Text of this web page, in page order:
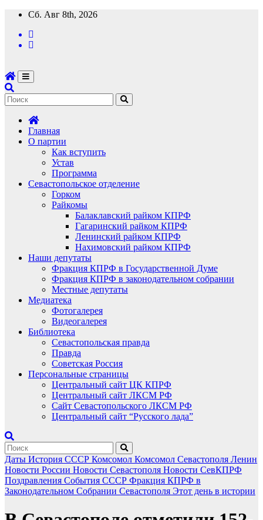
Перейти
содержимому
Сб. Авг 8th, 2026
Главная
О партии
Как вступить
Устав
Программа
Севастопольское отделение
Горком
Райкомы
Балаклавский райком КПРФ
Гагаринский райком КПРФ
Ленинский райком КПРФ
Нахимовский райком КПРФ
Наши депутаты
Фракция КПРФ в Государственной Думе
Фракция КПРФ в законодательном собрании
Местные депутаты
Медиатека
Фотогалерея
Видеогалерея
Библиотека
Севастопольская правда
Правда
Советская Россия
Персональные страницы
Центральный сайт ЦК КПРФ
Центральный сайт ЛКСМ РФ
Сайт Севастопольского ЛКСМ РФ
Центральный сайт “Русского лада”
Даты История СССР Комсомол Комсомол Севастополя Ленин
Новости России Новости Севастополя Новости СевКПРФ
Поздравления События СССР Фракция КПРФ в
Законодательном Собрании Севастополя Этот день в истории